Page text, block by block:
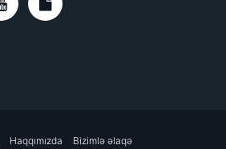
Haqqımızda Bizimlə əlaqə